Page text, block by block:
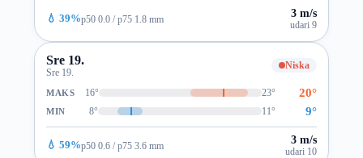
💧 39%p50 0.0 / p75 1.8 mm 3 m/s
udari 9
Sre 19.
Sre 19.
Niska
MAKS 16° 23° 20°
MIN 8° 11° 9°
💧 59%p50 0.6 / p75 3.6 mm 3 m/s
udari 10